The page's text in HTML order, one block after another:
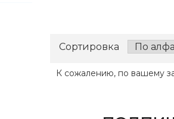
Сортировка
К сожалению, по вашему